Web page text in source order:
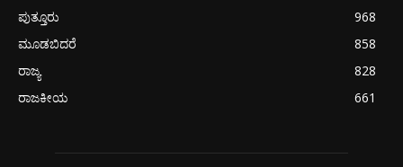
ಪುತ್ತೂರು
968
ಮೂಡಬಿದರೆ
858
ರಾಜ್ಯ
828
ರಾಜಕೀಯ
661